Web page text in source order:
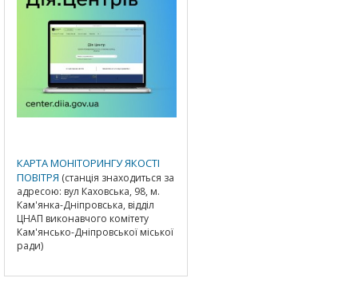
КАРТА МОНІТОРИНГУ ЯКОСТІ
ПОВІТРЯ (станція знаходиться за
адресою: вул Каховська, 98, м.
Кам'янка-Дніпровська, відділ
ЦНАП виконавчого комітету
Кам'янсько-Дніпровської міської
ради)